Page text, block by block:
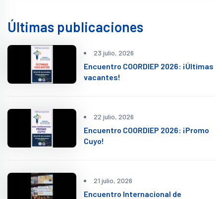
Últimas publicaciones
23 julio, 2026
Encuentro COORDIEP 2026: ¡Últimas
vacantes!
22 julio, 2026
Encuentro COORDIEP 2026: ¡Promo
Cuyo!
21 julio, 2026
Encuentro Internacional de